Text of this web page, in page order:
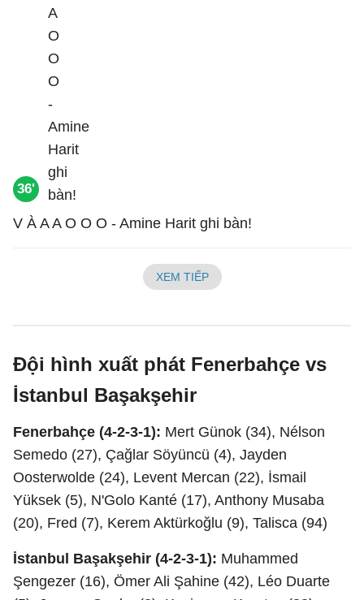
36'
V À A A O O O - Amine Harit ghi bàn!
XEM TIẾP
Đội hình xuất phát Fenerbahçe vs
İstanbul Başakşehir
Fenerbahçe (4-2-3-1): Mert Günok (34), Nélson
Semedo (27), Çağlar Söyüncü (4), Jayden
Oosterwolde (24), Levent Mercan (22), İsmail
Yüksek (5), N'Golo Kanté (17), Anthony Musaba
(20), Fred (7), Kerem Aktürkoğlu (9), Talisca (94)
İstanbul Başakşehir (4-2-3-1): Muhammed
Şengezer (16), Ömer Ali Şahine (42), Léo Duarte